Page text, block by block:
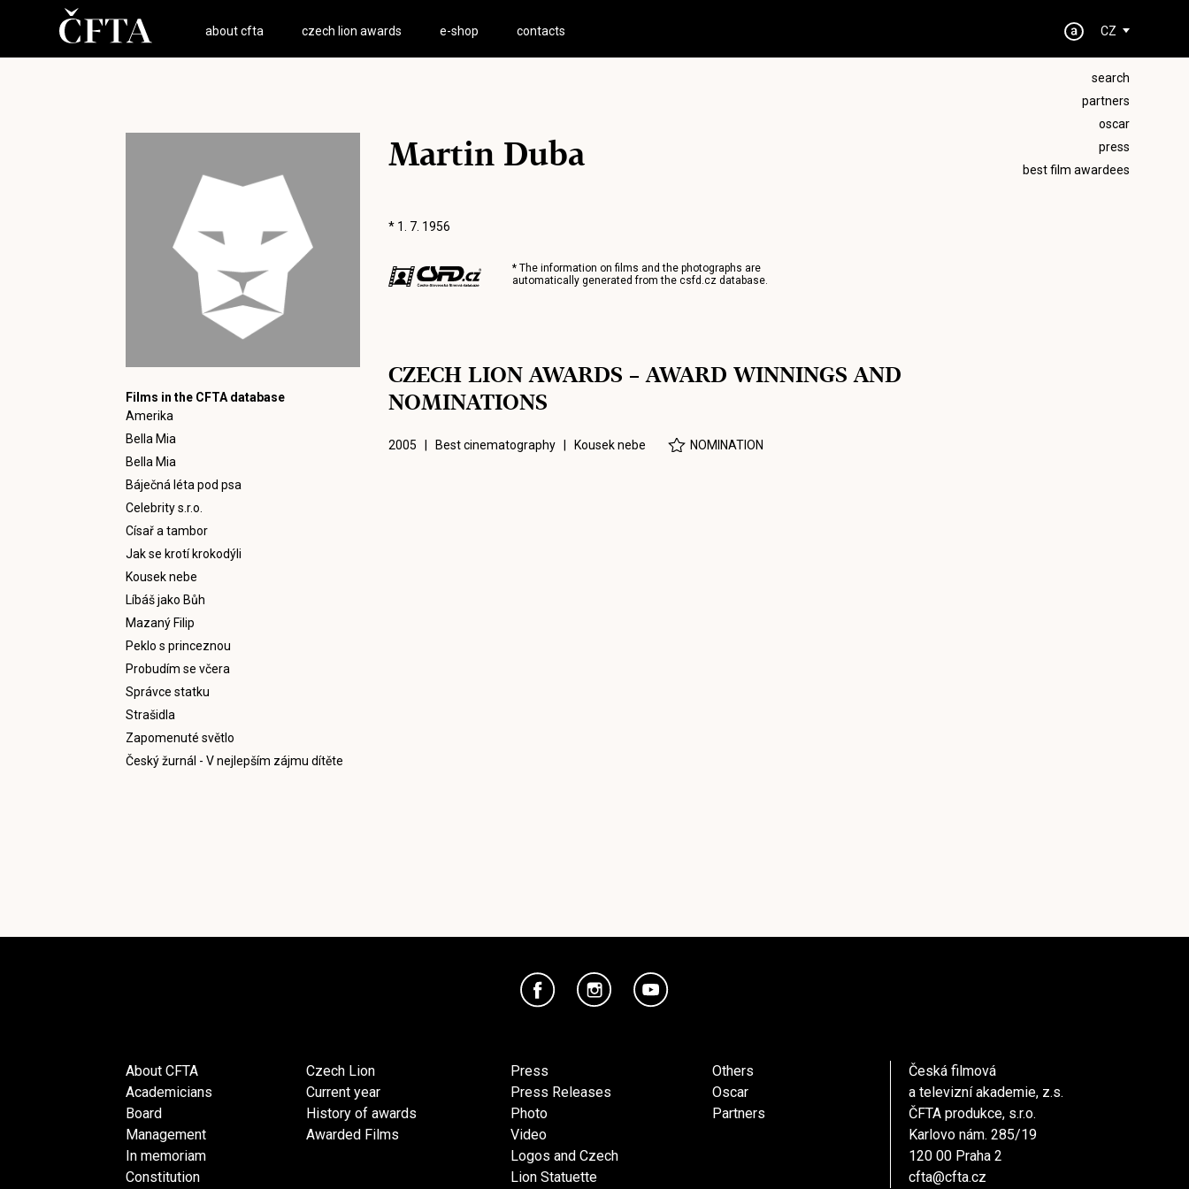
about cfta czech lion awards e-shop contacts CZ
search
partners
oscar
press
best film awardees
Films in the CFTA database
Amerika
Bella Mia
Bella Mia
Báječná léta pod psa
Celebrity s.r.o.
Císař a tambor
Jak se krotí krokodýli
Kousek nebe
Líbáš jako Bůh
Mazaný Filip
Peklo s princeznou
Probudím se včera
Správce statku
Strašidla
Zapomenuté světlo
Český žurnál - V nejlepším zájmu dítěte
Martin Duba
* 1. 7. 1956
* The information on films and the photographs are
automatically generated from the csfd.czdatabase.
CZECH LION AWARDS – AWARD WINNINGS AND
NOMINATIONS
2005 | Best cinematography | Kousek nebe NOMINATION
About CFTA
Academicians
Board
Management
In memoriam
Constitution
Czech Lion
Current year
History of awards
Awarded Films
Press
Press Releases
Photo
Video
Logos and Czech
Lion Statuette
Others
Oscar
Partners
Česká filmová
a televizní akademie, z.s.
ČFTA produkce, s.r.o.
Karlovo nám. 285/19
120 00 Praha 2
cfta@cfta.cz